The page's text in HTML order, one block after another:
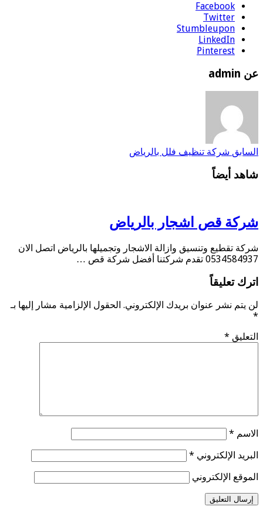
Facebook
Twitter
Stumbleupon
LinkedIn
Pinterest
عن admin
السابق شركة تنظيف فلل بالرياض
شاهد أيضاً
شركة قص اشجار بالرياض
شركة تقطيع وتنسيق وازالة الاشجار وتجميلها بالرياض اتصل الان
0534584937 تقدم شركتنا أفضل شركة قص …
اترك تعليقاً
لن يتم نشر عنوان بريدك الإلكتروني. الحقول الإلزامية مشار إليها بـ
*
التعليق *
الاسم *
البريد الإلكتروني *
الموقع الإلكتروني